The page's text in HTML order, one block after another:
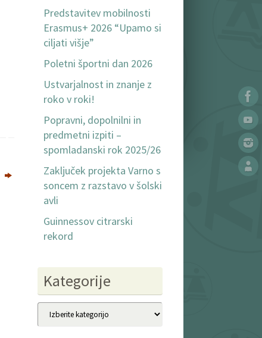
Predstavitev mobilnosti
Erasmus+ 2026 “Upamo si
ciljati višje”
Poletni športni dan 2026
Ustvarjalnost in znanje z
roko v roki!
Popravni, dopolnilni in
predmetni izpiti –
spomladanski rok 2025/26
Zaključek projekta Varno s
soncem z razstavo v šolski
avli
Guinnessov citrarski
rekord
Kategorije
Kategorije